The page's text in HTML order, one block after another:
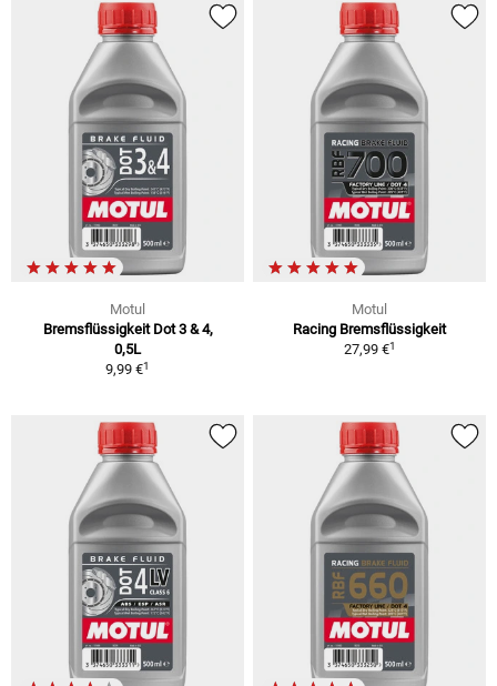
Motul
Bremsflüssigkeit Dot 3 & 4,
0,5L
9,99 €1
Motul
Racing Bremsflüssigkeit
27,99 €1